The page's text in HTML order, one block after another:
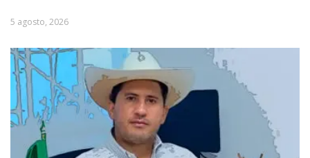
5 agosto, 2026